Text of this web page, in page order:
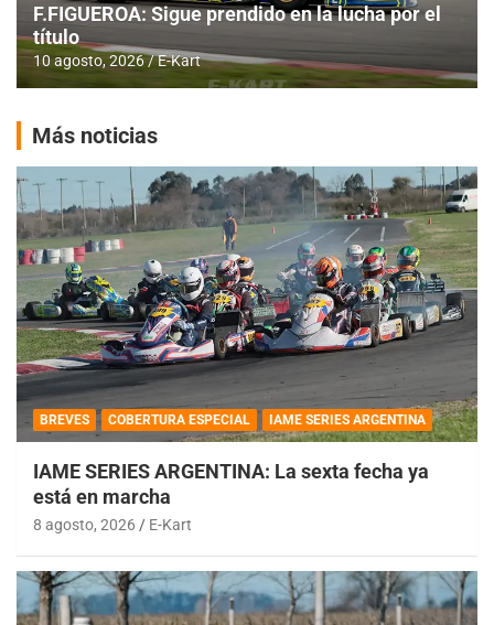
F.FIGUEROA: Sigue prendido en la lucha por el
título
10 agosto, 2026 E-Kart
Más noticias
BREVES COBERTURA ESPECIAL IAME SERIES ARGENTINA
IAME SERIES ARGENTINA: La sexta fecha ya
está en marcha
8 agosto, 2026 E-Kart